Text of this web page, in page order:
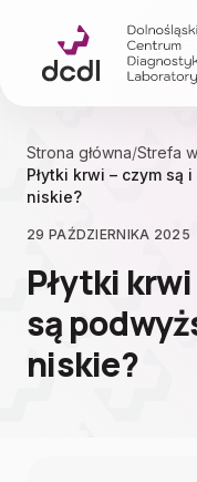
Strona główna/Strefa
Płytki krwi – czym
niskie?
29 PAŹDZIERNIKA 2025
Płytki
są
niskie?